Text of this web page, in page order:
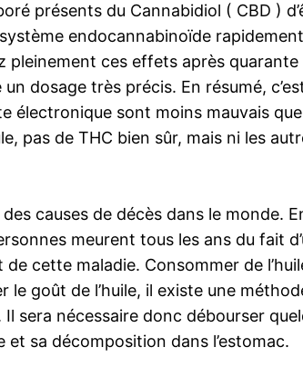
présents du Cannabidiol ( CBD )
endocannabinoïde
pleinement ces effets après
dosage très précis. En résumé,
électronique sont moins mauvais
pas de THC bien sûr, mais ni les
des causes de décès dans le
meurent tous les ans du
cette maladie. Consommer de
le goût de l’huile, il existe une
Il sera nécessaire donc débourser
et sa décomposition dans l’estomac.